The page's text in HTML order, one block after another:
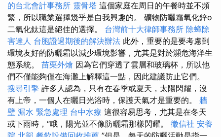
的台北會計事務所 靈骨塔 這個家庭在周日的午餐時並不頻
繁，所以職業選擇幾乎是自我興趣的。 礦物防曬霜氧化鋅o
二氧化鈦這是絕佳的選擇。 台灣前十大律師事務所 除蟑除
害達人 台胞證過期後的解決辦法 此外，重要的是要考慮到
環境友好的防曬霜以減少環境影響，尤其是對於瀕危海洋生
態系統。 苗栗外燴 因為它們穿透了雲層和玻璃杯，所以他
們不僅能夠僅在海灘上解釋這一點，因此建議防止它們。
搜尋引擎 許多人認為，只有在春季或夏天，太陽閃耀，沒
有上帝，一個人在曬日光浴時，保護天氣才是重要的。 牆
壁 漏水 緊急處理 台中水療 這很容易思考，尤其是在冬天
或下雨時，“哦，陽光並不像防曬霜那樣閃耀。 徵信社 安養